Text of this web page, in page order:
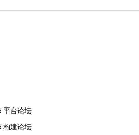
平台论坛
构建论坛